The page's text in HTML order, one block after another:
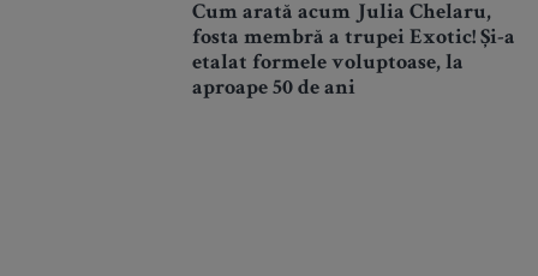
Cum arată acum Julia Chelaru,
fosta membră a trupei Exotic! Și-a
etalat formele voluptoase, la
aproape 50 de ani